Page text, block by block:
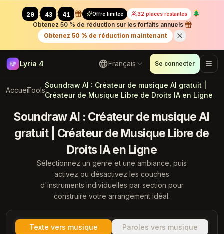
29 : 41 : 58 Offre limitée 32 places restantes
Obtenez 50 % de réduction sur les forfaits annuels
Obtenez 50 % de réduction maintenant
Lyria 4 Français Se connecter
AccueilTools
Soundraw AI : Créateur de musique AI gratuit |
Créateur de Musique Libre de Droits IA en Ligne
Soundraw AI : Créateur de musique AI
gratuit | Créateur de Musique Libre de
Droits IA en Ligne
Sélectionnez un genre et une ambiance, puis
activez ou désactivez les couches
d'instruments individuelles par section pour
construire votre arrangement idéal.
Texte vers musique Paroles vers musique